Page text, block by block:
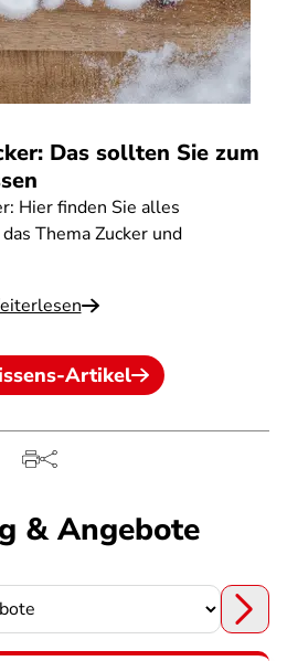
Das sollten Sie zum
Hier finden Sie alles
Thema Zucker und
Artikel
& Angebote